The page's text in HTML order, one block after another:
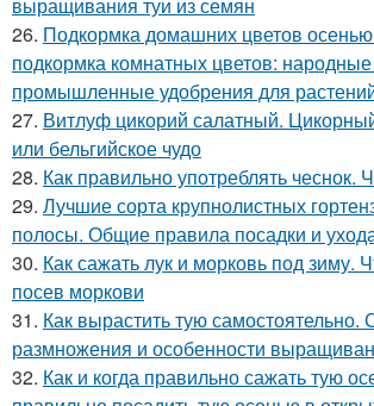
26. Подкормка домашних цветов
подкормка комнатных цветов:
промышленные удобрения для
27. Витлуф цикорий салатный.
или бельгийское чудо
28. Как правильно употреблять чеснок.
29. Лучшие сорта крупнолистных
полосы. Общие правила посадки и
30. Как сажать лук и морковь под зиму.
посев моркови
31. Как вырастить тую самостоятельно.
размножения и особенности
32. Как и когда правильно сажать тую